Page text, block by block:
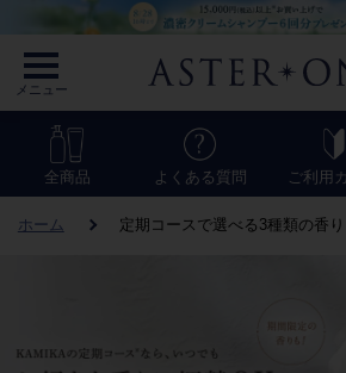
メニュー
全商品 よくある質問 ご利用
ホーム 定期コースで選べる3種類の香り